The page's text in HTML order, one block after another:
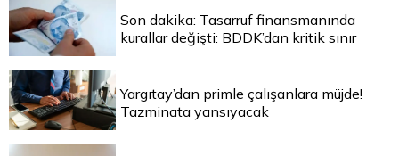
Son dakika: Tasarruf finansmanında
kurallar değişti: BDDK’dan kritik sınır
Yargıtay’dan primle çalışanlara müjde!
Tazminata yansıyacak